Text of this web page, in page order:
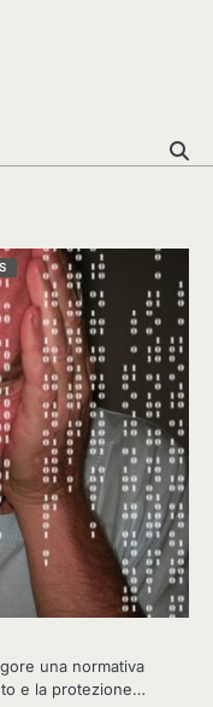
una normativa
e la protezione…